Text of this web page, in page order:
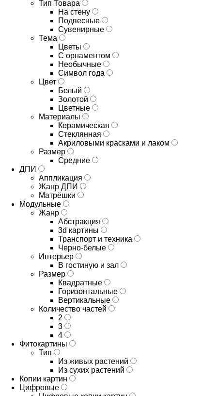
Тип Товара
На стену
Подвесные
Сувенирные
Тема
Цветы
С орнаментом
Необычные
Символ года
Цвет
Белый
Золотой
Цветные
Материалы
Керамическая
Стеклянная
Акриловыми красками и лаком
Размер
Средние
ДПИ
Аппликация
Жанр ДПИ
Матрёшки
Модульные
Жанр
Абстракция
3d картины
Транспорт и техника
Черно-белые
Интерьер
В гостиную и зал
Размер
Квадратные
Горизонтальные
Вертикальные
Количество частей
2
3
4
Фитокартины
Тип
Из живых растений
Из сухих растений
Копии картин
Цифровые